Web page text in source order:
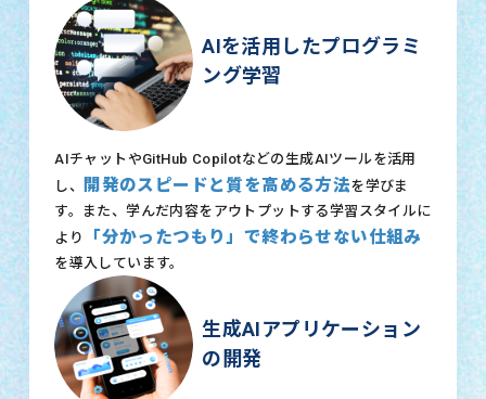
AIを活用したプログラミ
ング学習
AIチャットやGitHub Copilotなどの生成AIツールを活用
し、
開発のスピードと質を高める方法を学びま
す。また、学んだ内容をアウトプットする学習スタイルに
より
「分かったつもり」で終わらせない仕組み
を導入しています。
生成AIアプリケーション
の開発